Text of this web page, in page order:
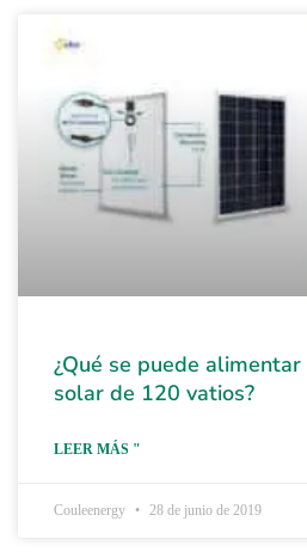
¿Qué se puede
solar de 120 vatios?
LEER MÁS "
Couleenergy 28 de junio de 2019